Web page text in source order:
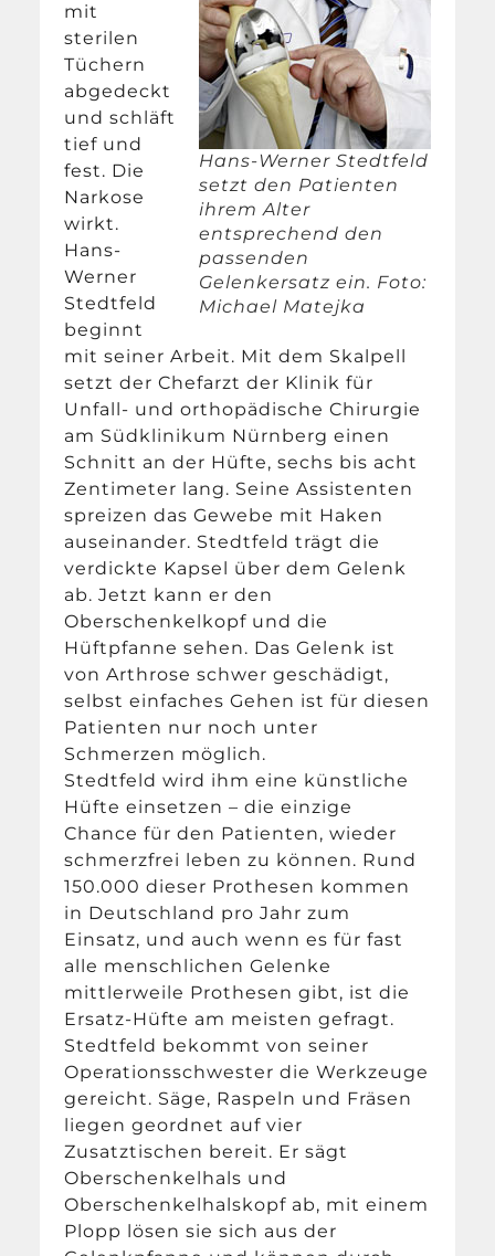
Hans-Werner Stedtfeld
setzt den Patienten
ihrem Alter
entsprechend den
passenden
Gelenkersatz ein. Foto:
Michael Matejka
mit
sterilen
Tüchern
abgedeckt
und schläft
tief und
fest. Die
Narkose
wirkt.
Hans-
Werner
Stedtfeld
beginnt
mit seiner Arbeit. Mit dem Skalpell
setzt der Chefarzt der Klinik für
Unfall- und orthopädische Chirurgie
am Südklinikum Nürnberg einen
Schnitt an der Hüfte, sechs bis acht
Zentimeter lang. Seine Assistenten
spreizen das Gewebe mit Haken
auseinander. Stedtfeld trägt die
verdickte Kapsel über dem Gelenk
ab. Jetzt kann er den
Oberschenkelkopf und die
Hüftpfanne sehen. Das Gelenk ist
von Arthrose schwer geschädigt,
selbst einfaches Gehen ist für diesen
Patienten nur noch unter
Schmerzen möglich.
Stedtfeld wird ihm eine künstliche
Hüfte einsetzen – die einzige
Chance für den Patienten, wieder
schmerzfrei leben zu können. Rund
150.000 dieser Prothesen kommen
in Deutschland pro Jahr zum
Einsatz, und auch wenn es für fast
alle menschlichen Gelenke
mittlerweile Prothesen gibt, ist die
Ersatz-Hüfte am meisten gefragt.
Stedtfeld bekommt von seiner
Operationsschwester die Werkzeuge
gereicht. Säge, Raspeln und Fräsen
liegen geordnet auf vier
Zusatztischen bereit. Er sägt
Oberschenkelhals und
Oberschenkelhalskopf ab, mit einem
Plopp lösen sie sich aus der